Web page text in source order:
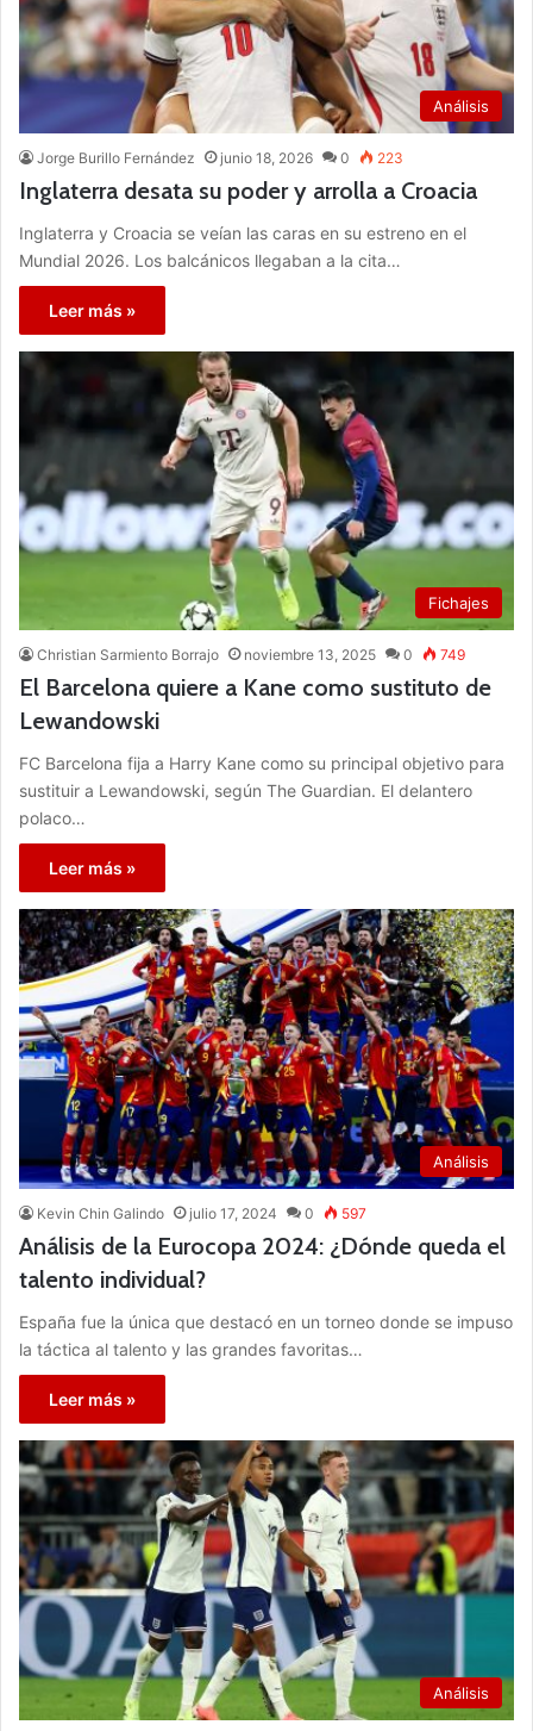
Análisis
Jorge Burillo Fernández junio 18, 2026 0 223
Inglaterra desata su poder y arrolla a Croacia
Inglaterra y Croacia se veían las caras en su estreno en el
Mundial 2026. Los balcánicos llegaban a la cita…
Leer más »
Fichajes
Christian Sarmiento Borrajo noviembre 13, 2025 0 749
El Barcelona quiere a Kane como sustituto de
Lewandowski
FC Barcelona fija a Harry Kane como su principal objetivo para
sustituir a Lewandowski, según The Guardian. El delantero
polaco…
Leer más »
Análisis
Kevin Chin Galindo julio 17, 2024 0 597
Análisis de la Eurocopa 2024: ¿Dónde queda el
talento individual?
España fue la única que destacó en un torneo donde se impuso
la táctica al talento y las grandes favoritas…
Leer más »
Análisis